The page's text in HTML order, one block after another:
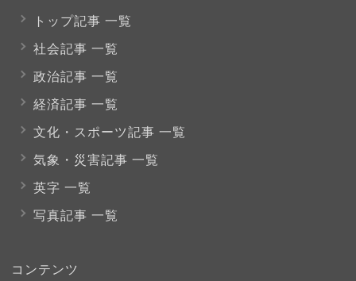
トップ記事 一覧
社会記事 一覧
政治記事 一覧
経済記事 一覧
文化・スポーツ記事 一覧
気象・災害記事 一覧
英字 一覧
写真記事 一覧
コンテンツ